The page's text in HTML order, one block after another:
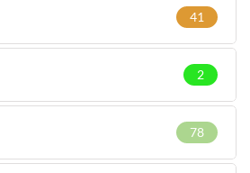
41
2
78